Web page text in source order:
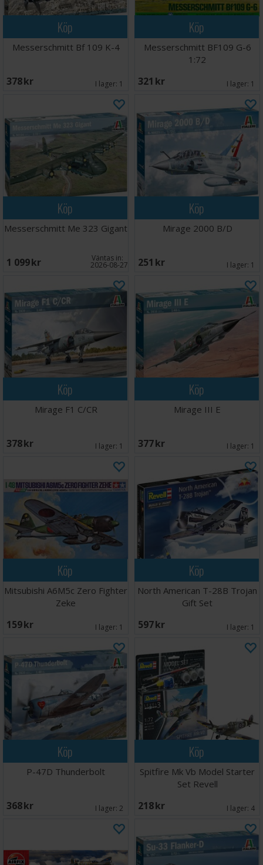
Köp
Messerschmitt Bf 109 K-4
378 SEK I lager: 1
Köp
Messerschmitt BF109 G-6
1:72
321 SEK I lager: 1
Köp
Messerschmitt Me 323 Gigant
1 099 SEK Väntas in:
2026-08-27
Köp
Mirage 2000 B/D
251 SEK I lager: 1
Köp
Mirage F1 C/CR
378 SEK I lager: 1
Köp
Mirage III E
377 SEK I lager: 1
Köp
Mitsubishi A6M5c Zero Fighter
Zeke
159 SEK I lager: 1
Köp
North American T-28B Trojan
Gift Set
597 SEK I lager: 1
Köp
P-47D Thunderbolt
368 SEK I lager: 2
Köp
Spitfire Mk Vb Model Starter
Set Revell
218 SEK I lager: 4